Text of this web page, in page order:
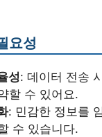
요성
성: 데이터 전송
할 수 있어요.
: 민감한 정보를
수 있습니다.